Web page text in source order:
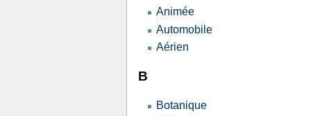
Animée
Automobile
Aérien
B
Botanique